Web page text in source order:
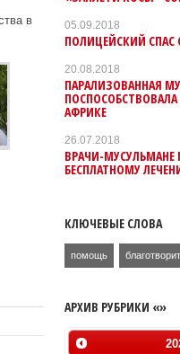
в
05.09.2018
ПОЛИЦЕЙСКИЙ СПАС
20.08.2018
ПАРАЛИЗОВАННАЯ
АФРИКЕ
26.07.2018
ВРАЧИ-
БЕСПЛАТНОМУ
КЛЮЧЕВЫЕ СЛОВА
помощь
АРХИВ РУБРИКИ «»